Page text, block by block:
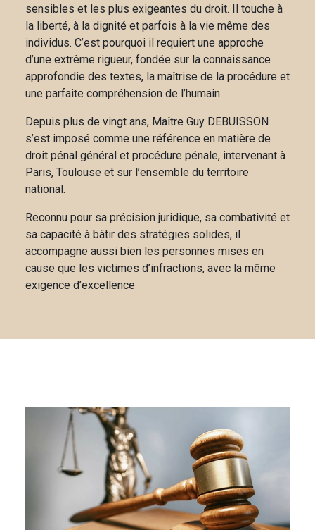
sensibles et les plus exigeantes du droit. Il touche à
la liberté, à la dignité et parfois à la vie même des
individus. C’est pourquoi il requiert une approche
d’une extrême rigueur, fondée sur la connaissance
approfondie des textes, la maîtrise de la procédure et
une parfaite compréhension de l’humain.
Depuis plus de vingt ans, Maître Guy DEBUISSON
s’est imposé comme une référence en matière de
droit pénal général et procédure pénale, intervenant à
Paris, Toulouse et sur l’ensemble du territoire
national.
Reconnu pour sa précision juridique, sa combativité et
sa capacité à bâtir des stratégies solides, il
accompagne aussi bien les personnes mises en
cause que les victimes d’infractions, avec la même
exigence d’excellence